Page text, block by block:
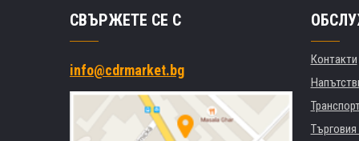
СВЪРЖЕТЕ СЕ С
info@cdrmarket.bg
Контакти